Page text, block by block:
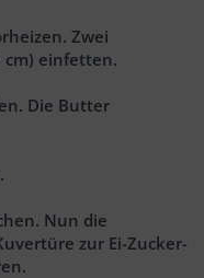
Zwei
cm) einfetten.
Die Butter
Nun die
zur Ei-Zucker-